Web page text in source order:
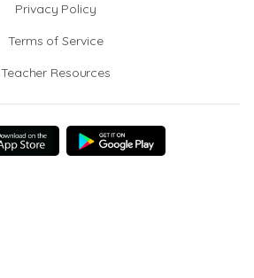
Privacy Policy
Terms of Service
Teacher Resources